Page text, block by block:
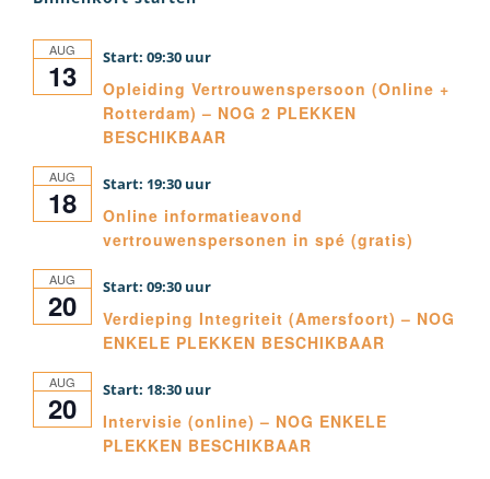
AUG
13 09:30
Opleiding Vertrouwenspersoon (Online +
Rotterdam) – NOG 2 PLEKKEN
BESCHIKBAAR
AUG
18 19:30
Online informatieavond
vertrouwenspersonen in spé (gratis)
AUG
20 09:30
Verdieping Integriteit (Amersfoort) – NOG
ENKELE PLEKKEN BESCHIKBAAR
AUG
20 18:30
Intervisie (online) – NOG ENKELE
PLEKKEN BESCHIKBAAR